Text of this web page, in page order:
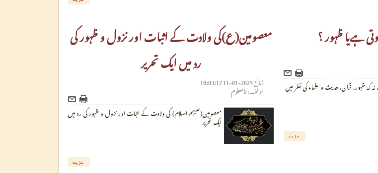
ہےیا ظہور ؟
کہ ظہور، قرآن، حدیث و علماء کی نظر میں
مزید
معصومین(ع)کی ولادت کے اثبات اور نزول و ظہور کی
رد میں ایک تحریر
شائع2025-01-11 10:03:12
مؤلف:نامعلوم
معصومین(علیہم السلام) کی ولادت کے اثبات اور نزول و ظہور کی رد میں
ایک تحریر
مزید